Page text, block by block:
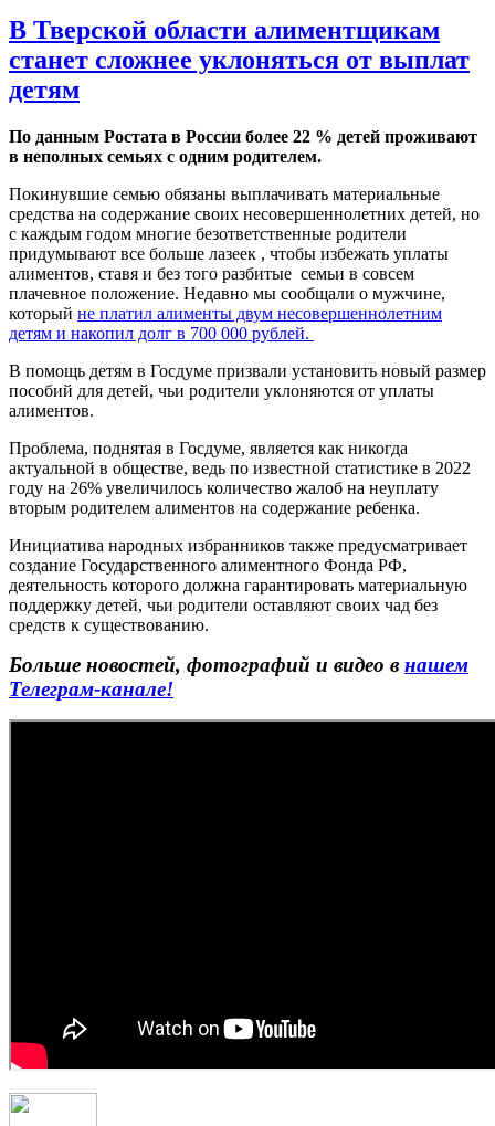
В Тверской области алиментщикам
станет сложнее уклоняться от выплат
детям
По данным Ростата в России более 22 % детей проживают
в неполных семьях с одним родителем.
Покинувшие семью обязаны выплачивать материальные
средства на содержание своих несовершеннолетних детей, но
с каждым годом многие безответственные родители
придумывают все больше лазеек , чтобы избежать уплаты
алиментов, ставя и без того разбитые семьи в совсем
плачевное положение. Недавно мы сообщали о мужчине,
который не платил алименты двум несовершеннолетним
детям и накопил долг в 700 000 рублей.
В помощь детям в Госдуме призвали установить новый размер
пособий для детей, чьи родители уклоняются от уплаты
алиментов.
Проблема, поднятая в Госдуме, является как никогда
актуальной в обществе, ведь по известной статистике в 2022
году на 26% увеличилось количество жалоб на неуплату
вторым родителем алиментов на содержание ребенка.
Инициатива народных избранников также предусматривает
создание Государственного алиментного Фонда РФ,
деятельность которого должна гарантировать материальную
поддержку детей, чьи родители оставляют своих чад без
средств к существованию.
Больше новостей, фотографий и видео в нашем
Телеграм-канале!